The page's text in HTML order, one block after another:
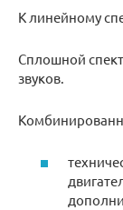
К линейному
Сплошной
звуков.